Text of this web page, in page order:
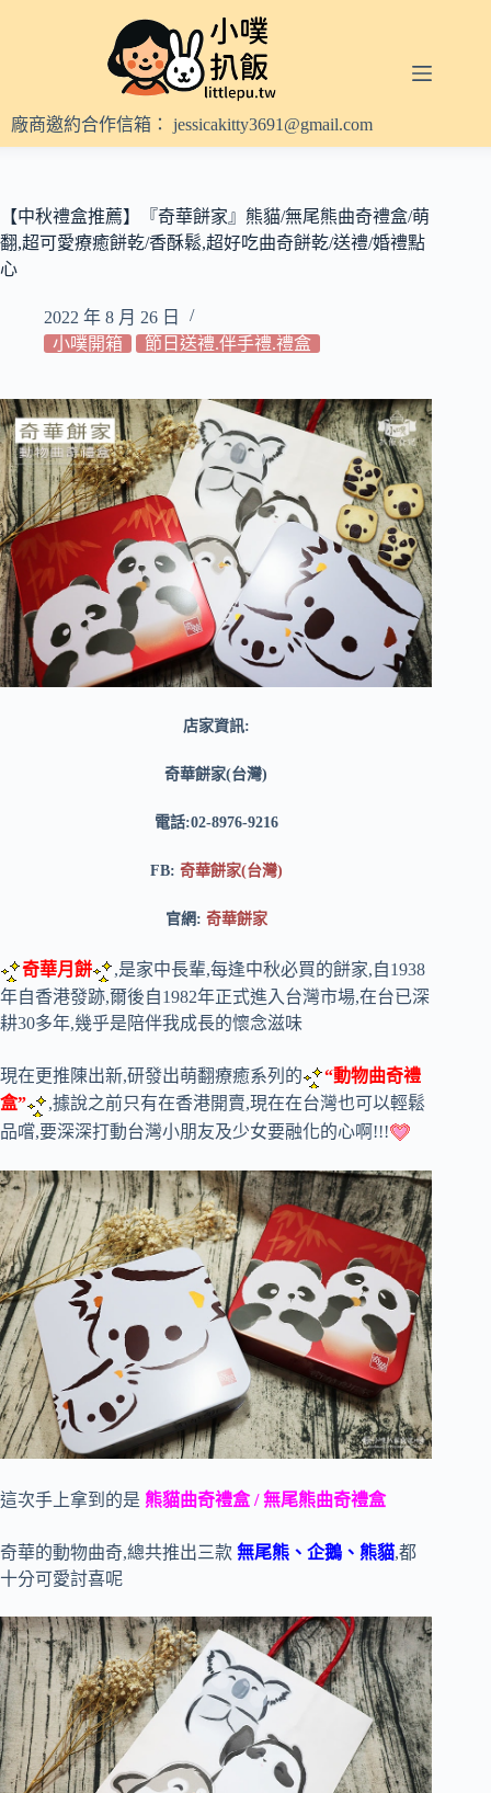
內
容
廠商邀約合作信箱： jessicakitty3691@gmail.com
【中秋禮盒推薦】『奇華餅家』熊貓/無尾熊曲奇禮盒/萌
翻,超可愛療癒餅乾/香酥鬆,超好吃曲奇餅乾/送禮/婚禮點
心
2022 年 8 月 26 日
小噗開箱
節日送禮.伴手禮.禮盒
店家資訊:
奇華餅家(台灣)
電話:02-8976-9216
FB: 奇華餅家(台灣)
官網: 奇華餅家
奇華月餅
,是家中長輩,每逢中秋必買的餅家,自1938
年自香港發跡,爾後自1982年正式進入台灣市場,在台已深
耕30多年,幾乎是陪伴我成長的懷念滋味
現在更推陳出新,研發出萌翻療癒系列的
“動物曲奇禮
盒”
,據說之前只有在香港開賣,現在在台灣也可以輕鬆
品嚐,要深深打動台灣小朋友及少女要融化的心啊!!!
這次手上拿到的是 熊貓曲奇禮盒 / 無尾熊曲奇禮盒
奇華的動物曲奇,總共推出三款 無尾熊、企鵝、熊貓,都
十分可愛討喜呢